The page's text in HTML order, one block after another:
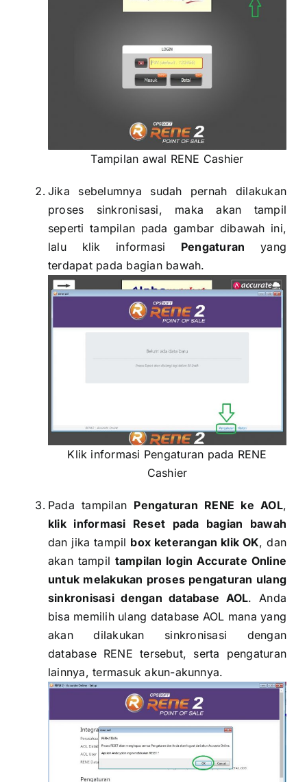
Tampilan awal RENE Cashier
Jika sebelumnya sudah pernah dilakukan
proses sinkronisasi, maka akan tampil
seperti tampilan pada gambar dibawah ini,
lalu klik informasi Pengaturan yang
terdapat pada bagian bawah.
Klik informasi Pengaturan pada RENE
Cashier
Pada tampilan Pengaturan RENE ke AOL,
klik informasi Reset pada bagian bawah
dan jika tampil box keterangan klik OK, dan
akan tampil tampilan login Accurate Online
untuk melakukan proses pengaturan ulang
sinkronisasi dengan database AOL. Anda
bisa memilih ulang database AOL mana yang
akan dilakukan sinkronisasi dengan
database RENE tersebut, serta pengaturan
lainnya, termasuk akun-akunnya.